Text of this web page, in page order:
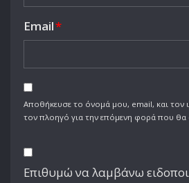
Email*
Αποθήκευσε το όνομά μου, email, και τον
τον πλοηγό για την επόμενη φορά που θα
Επιθυμώ να λαμβάνω